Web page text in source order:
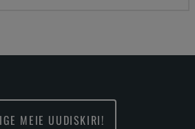
MEIE UUDISKIRI!